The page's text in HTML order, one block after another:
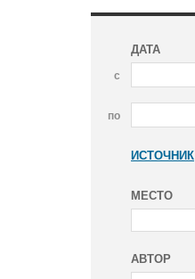
ДАТА
с
по
ИСТОЧНИК
МЕСТО
АВТОР